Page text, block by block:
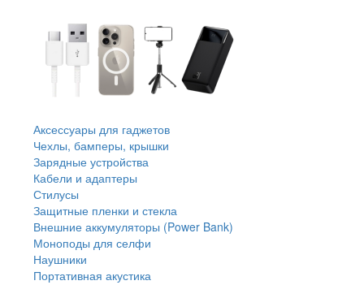
Аксессуары для гаджетов
Чехлы, бамперы, крышки
Зарядные устройства
Кабели и адаптеры
Стилусы
Защитные пленки и стекла
Внешние аккумуляторы (Power Bank)
Моноподы для селфи
Наушники
Портативная акустика